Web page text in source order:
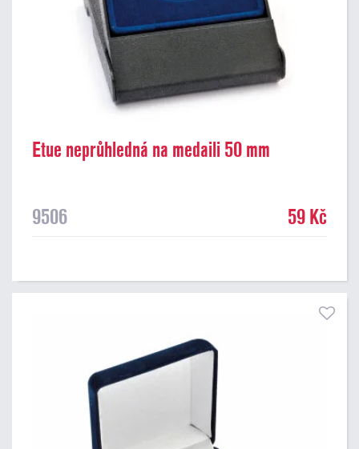
Etue neprůhledná na medaili 50 mm
9506 59 Kč